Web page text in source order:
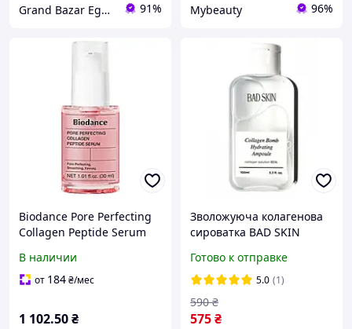
Grand Bazar Egypt 91% Mybeauty 96%
Biodance Pore Perfecting
Collagen Peptide Serum
с пептидами для сужения
пор
В наличии
от 184₴/мес
1 102.50₴
Зволожуюча колагенова
сироватка BAD SKIN
Ampoule, 100 мл
Готово к отправке
5.0 (1)
575₴
590 ₴